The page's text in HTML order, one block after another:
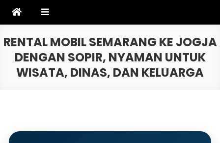
RENTAL MOBIL SEMARANG KE JOGJA
DENGAN SOPIR, NYAMAN UNTUK
WISATA, DINAS, DAN KELUARGA